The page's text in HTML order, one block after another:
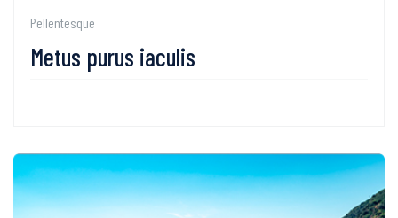
Pellentesque
Metus purus iaculis